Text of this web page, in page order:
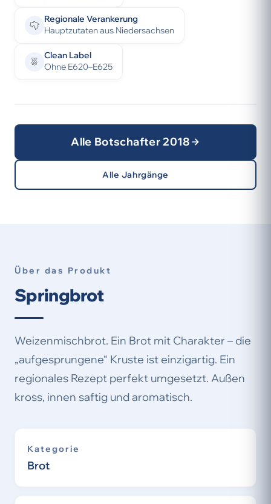
Regionale Verankerung
Hauptzutaten aus Niedersachsen
Clean Label
Ohne E620–E625
Alle Botschafter 2018
Alle Jahrgänge
Über das Produkt
Springbrot
Weizenmischbrot. Ein Brot mit Charakter – die
„aufgesprungene“ Kruste ist einzigartig. Ein
regionales Rezept perfekt umgesetzt. Außen
kross, innen saftig und aromatisch.
Kategorie
Brot